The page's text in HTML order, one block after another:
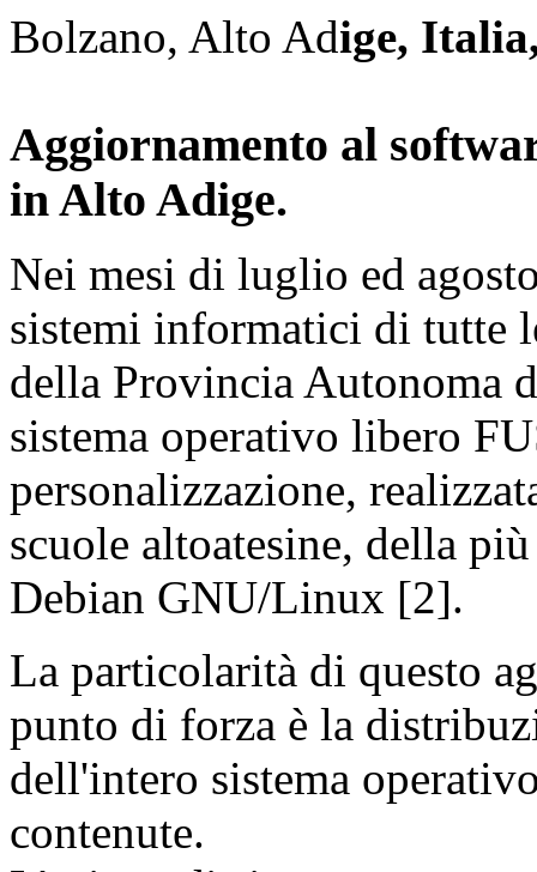
Bolzano, Alto Adige,
Aggiornamento al
in Alto Adige.
Nei mesi di luglio ed
sistemi informatici di tutte
della Provincia Autonoma
sistema operativo libero
personalizzazione,
scuole altoatesine, della
Debian GNU/Linux [2].
La particolarità di questo
punto di forza è la
dell'intero sistema
contenute.